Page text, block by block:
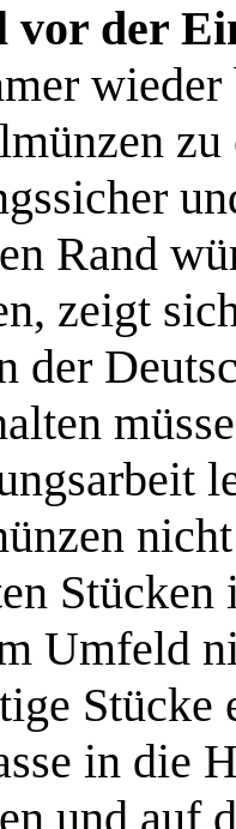
vor der
zu
Rand
zeigt
der
Stücken
Umfeld
Stücke
in die
und auf